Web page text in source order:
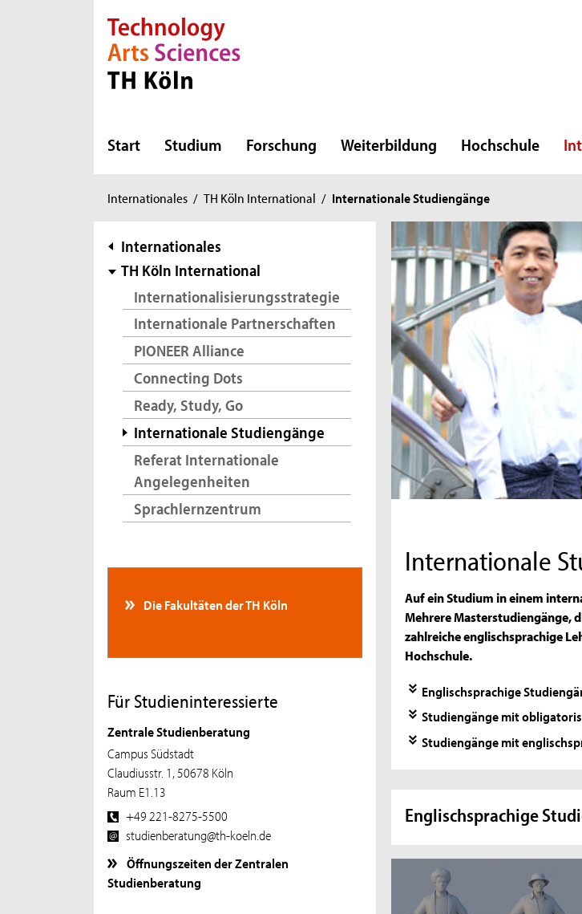
Direkt zur Hauptnavigation
Direkt zur Subnavigation
Direkt zum Inhalt
Direkt zum Fußbereich
Start Studium Forschung Weiterbildung Hochschule
Sie
hier:
Internationales / TH Köln International / Internationale Studiengänge
Subnavigation
Internationales
TH Köln International
Internationalisierungsstrategie
Internationale Partnerschaften
PIONEER Alliance
Connecting Dots
Ready, Study, Go
Internationale Studiengänge
Referat Internationale
Angelegenheiten
Sprachlernzentrum
Die Fakultäten der TH Köln
Für Studieninteressierte
Zentrale Studienberatung
Campus Südstadt
Claudiusstr. 1, 50678 Köln
Raum E1.13
+49 221-8275-5500
studienberatung@th-koeln.de
Öffnungszeiten der Zentralen
Studienberatung
Internationale
Auf ein Studium in einem
Mehrere Masterstudiengänge,
zahlreiche englischsprachige
Hochschule.
Englischsprachige
Studiengänge mit
Studiengänge mit
Englischsprachige